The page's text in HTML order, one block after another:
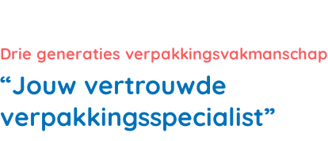
Drie generaties verpakkingsvakmanschap
“Jouw vertrouwde
verpakkingsspecialist”